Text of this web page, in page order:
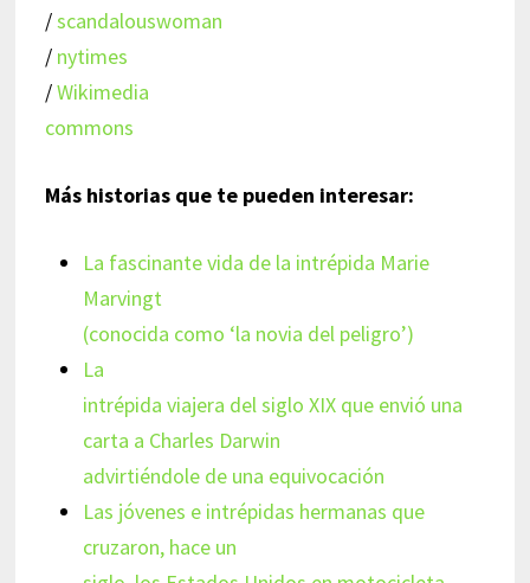
/scandalouswoman
/ nytimes
/Wikimedia
commons
Más historias que te pueden interesar:
La fascinante vida de la intrépida Marie
Marvingt
(conocida como ‘la novia del peligro’)
La
intrépida viajera del siglo XIX que envió una
carta a Charles Darwin
advirtiéndole de una equivocación
Las jóvenes e intrépidas hermanas que
cruzaron, hace un